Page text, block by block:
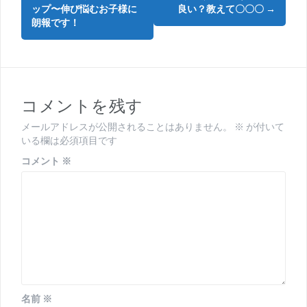
稿
ナ
ー
シ
ョ
ップ〜伸び悩むお子様に
朗報です！
良い？教えて〇〇〇 →
コメントを残す
メールアドレスが公開されることはありません。 ※ が付いて
いる欄は必須項目です
コメント ※
名前 ※